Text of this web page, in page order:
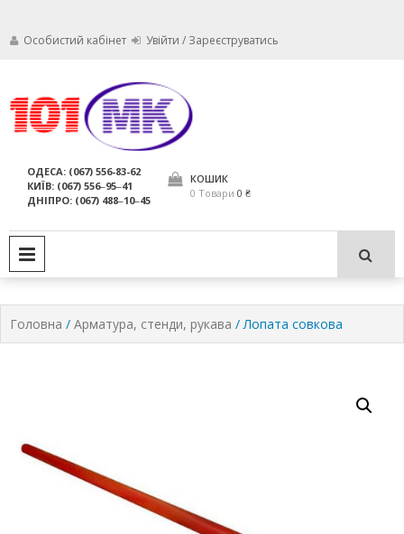
Особистий кабінет Увійти / Зареєструватись
компанія МАРКО
використання за призначенням.
ОДЕСА: (067) 556-83-62
КИЇВ: (067) 556‒95‒41
ДНІПРО: (067) 488‒10‒45
КОШИК
0 Товари 0 ₴
Головна / Арматура, стенди, рукава / Лопата совкова